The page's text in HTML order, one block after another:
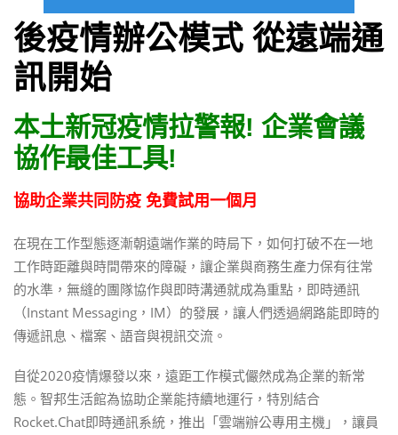
後疫情辦公模式 從遠端通
訊開始
本土新冠疫情拉警報! 企業會議
協作最佳工具!
協助企業共同防疫 免費試用一個月
在現在工作型態逐漸朝遠端作業的時局下，如何打破不在一地
工作時距離與時間帶來的障礙，讓企業與商務生產力保有往常
的水準，無縫的團隊協作與即時溝通就成為重點，即時通訊
（Instant Messaging，IM）的發展，讓人們透過網路能即時的
傳遞訊息、檔案、語音與視訊交流。
自從2020疫情爆發以來，遠距工作模式儼然成為企業的新常
態。智邦生活館為協助企業能持續地運行，特別結合
Rocket.Chat即時通訊系統，推出「雲端辦公專用主機」，讓員